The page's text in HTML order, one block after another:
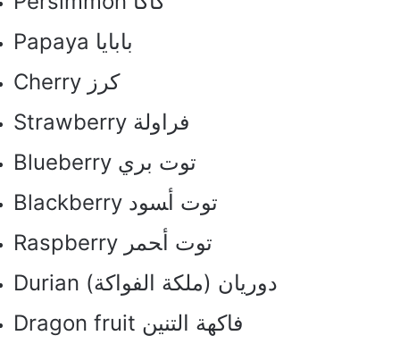
Papaya ﺑﺎﺑﺎﻳﺎ
Cherry ﻛﺮﺯ
Strawberry ﻓﺮﺍﻭﻟﺔ
Blueberry ﺗﻮﺕ ﺑﺮﻱ
Blackberry ﺗﻮﺕ ﺃﺴﻮﺩ
Raspberry ﺗﻮﺕ ﺃﺤﻤﺮ
Durian ﺩﻭﺭﻳﺎﻥ (ﻣﻠﻜﺔ ﺍﻟﻔﻮﺍﻛﺔ)
Dragon fruit ﻓﺎﻛﻬﺔ ﺍﻟﺘﻨﻴﻦ